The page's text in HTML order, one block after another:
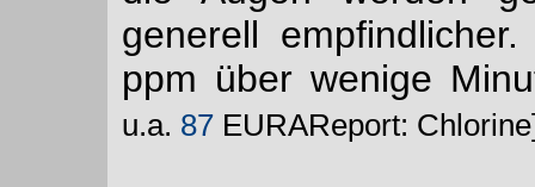
generell
ppm über wenige
u.a. 87 EURAReport: